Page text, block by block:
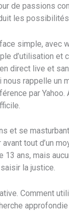
de passions
les
simple, avec
d’utilisation et
direct live et
nous rappelle
par
et se
tout d’un
ans, mais
la justice.
Comment